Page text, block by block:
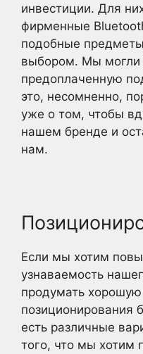
инвестиции. Для
фирменные
подобные
выбором. Мы
предоплаченную
это, несомненно,
уже о том, чтобы
нашем бренде и
нам.
Если мы хотим
узнаваемость
продумать хорошую
позиционирования
есть различные
того, что мы хотим